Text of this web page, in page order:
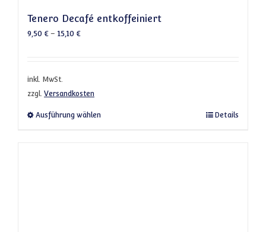
Tenero Decafé entkoffeiniert
9,50 €– 15,10 €
inkl. MwSt.
zzgl. Versandkosten
Ausführung wählen Dieses Produkt weist mehrere Varianten
Details